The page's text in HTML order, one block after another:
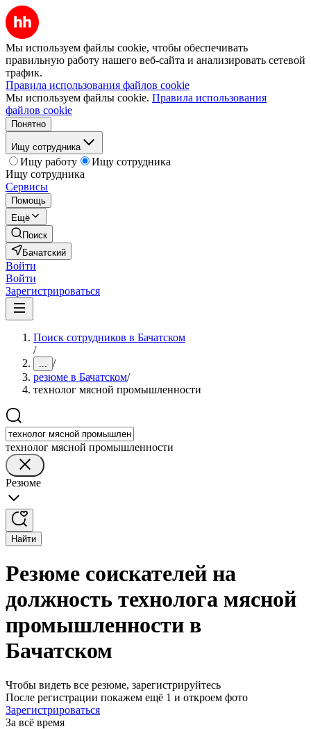
Мы используем файлы cookie, чтобы обеспечивать
правильную работу нашего веб-сайта и анализировать сетевой
трафик.
Правила использования файлов cookie
Мы используем файлы cookie. Правила использования
файлов cookie
Понятно
Ищу сотрудника
Ищу работу
Ищу сотрудника
Ищу сотрудника
Сервисы
Помощь
Ещё
Поиск
Бачатский
Войти
Войти
Зарегистрироваться
Поиск сотрудников в Бачатском
/
... /
резюме в Бачатском/
технолог мясной промышленности
технолог мясной промышленности
Резюме
Найти
Резюме соискателей на
должность технолога мясной
промышленности в
Бачатском
Чтобы видеть все резюме, зарегистрируйтесь
После регистрации покажем ещё 1 и откроем фото
Зарегистрироваться
За всё время